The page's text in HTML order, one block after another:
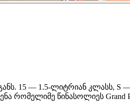
15 — 1.5-ლიტრიან კლასს, S —
წინასოლიეს Grand